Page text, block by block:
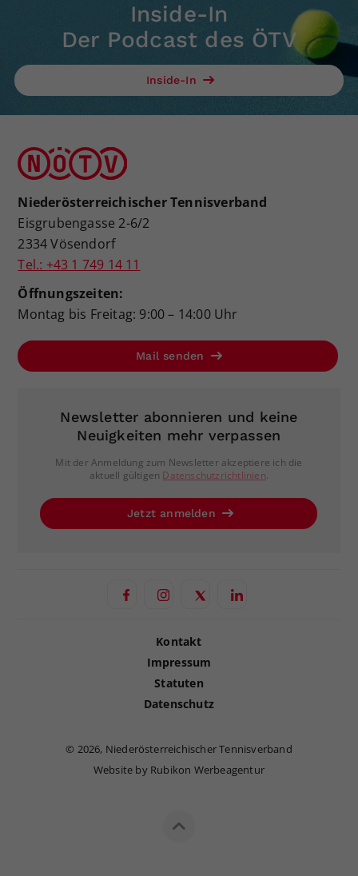
Inside-In
Der Podcast des ÖTV
Inside-In
Niederösterreichischer Tennisverband
Eisgrubengasse 2-6/2
2334 Vösendorf
Tel.: +43 1 749 14 11
Öffnungszeiten:
Montag bis Freitag: 9:00 – 14:00 Uhr
Mail senden
Newsletter abonnieren und keine
Neuigkeiten mehr verpassen
Mit der Anmeldung zum Newsletter akzeptiere ich die
aktuell gültigen Datenschutzrichtlinien.
Jetzt anmelden
Kontakt
Impressum
Statuten
Datenschutz
© 2026, Niederösterreichischer Tennisverband
Website by Rubikon Werbeagentur